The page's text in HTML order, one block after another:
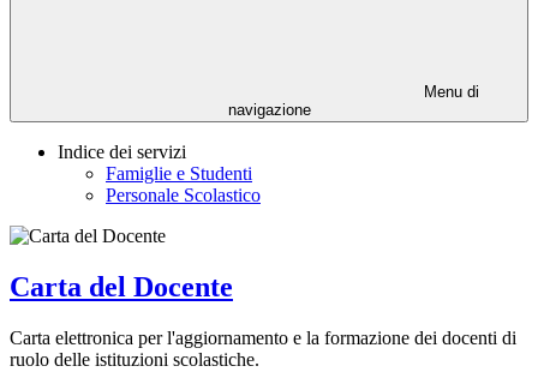
Menu di
navigazione
Indice dei servizi
Famiglie e Studenti
Personale Scolastico
Carta del Docente
Carta elettronica per l'aggiornamento e la formazione dei docenti di
ruolo delle istituzioni scolastiche.